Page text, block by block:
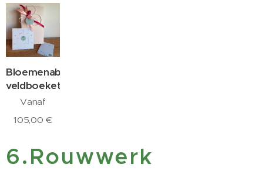
Bloemenabonnement:
veldboeketten
Vanaf
105,00 €
6.Rouwwerk